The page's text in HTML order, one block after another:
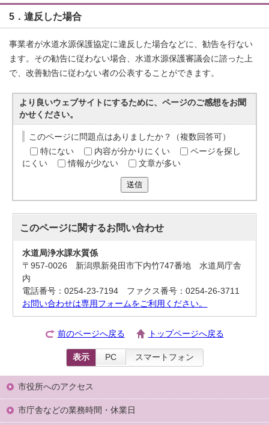
5．違反した場合
事業者が水道水源保護協定に違反した場合などに、勧告を行ない
ます。その勧告に従わない場合、水道水源保護審議会に諮った上
で、改善勧告に従わない者の公表することができます。
より良いウェブサイトにするために、ページのご感想をお聞
かせください。
このページに問題点はありましたか？（複数回答可）
特にない
内容が分かりにくい
ページを探し
にくい
情報が少ない 文章が多い
送信
このページに関するお問い合わせ
水道局浄水課水質係
〒957-0026 新潟県新発田市下内竹747番地 水道局庁舎
内
電話番号：0254-23-7194 ファクス番号：0254-26-3711
お問い合わせは専用フォームをご利用ください。
前のページへ戻る トップページへ戻る
表示 PC スマートフォン
市役所へのアクセス
市庁舎などの業務時間・休業日